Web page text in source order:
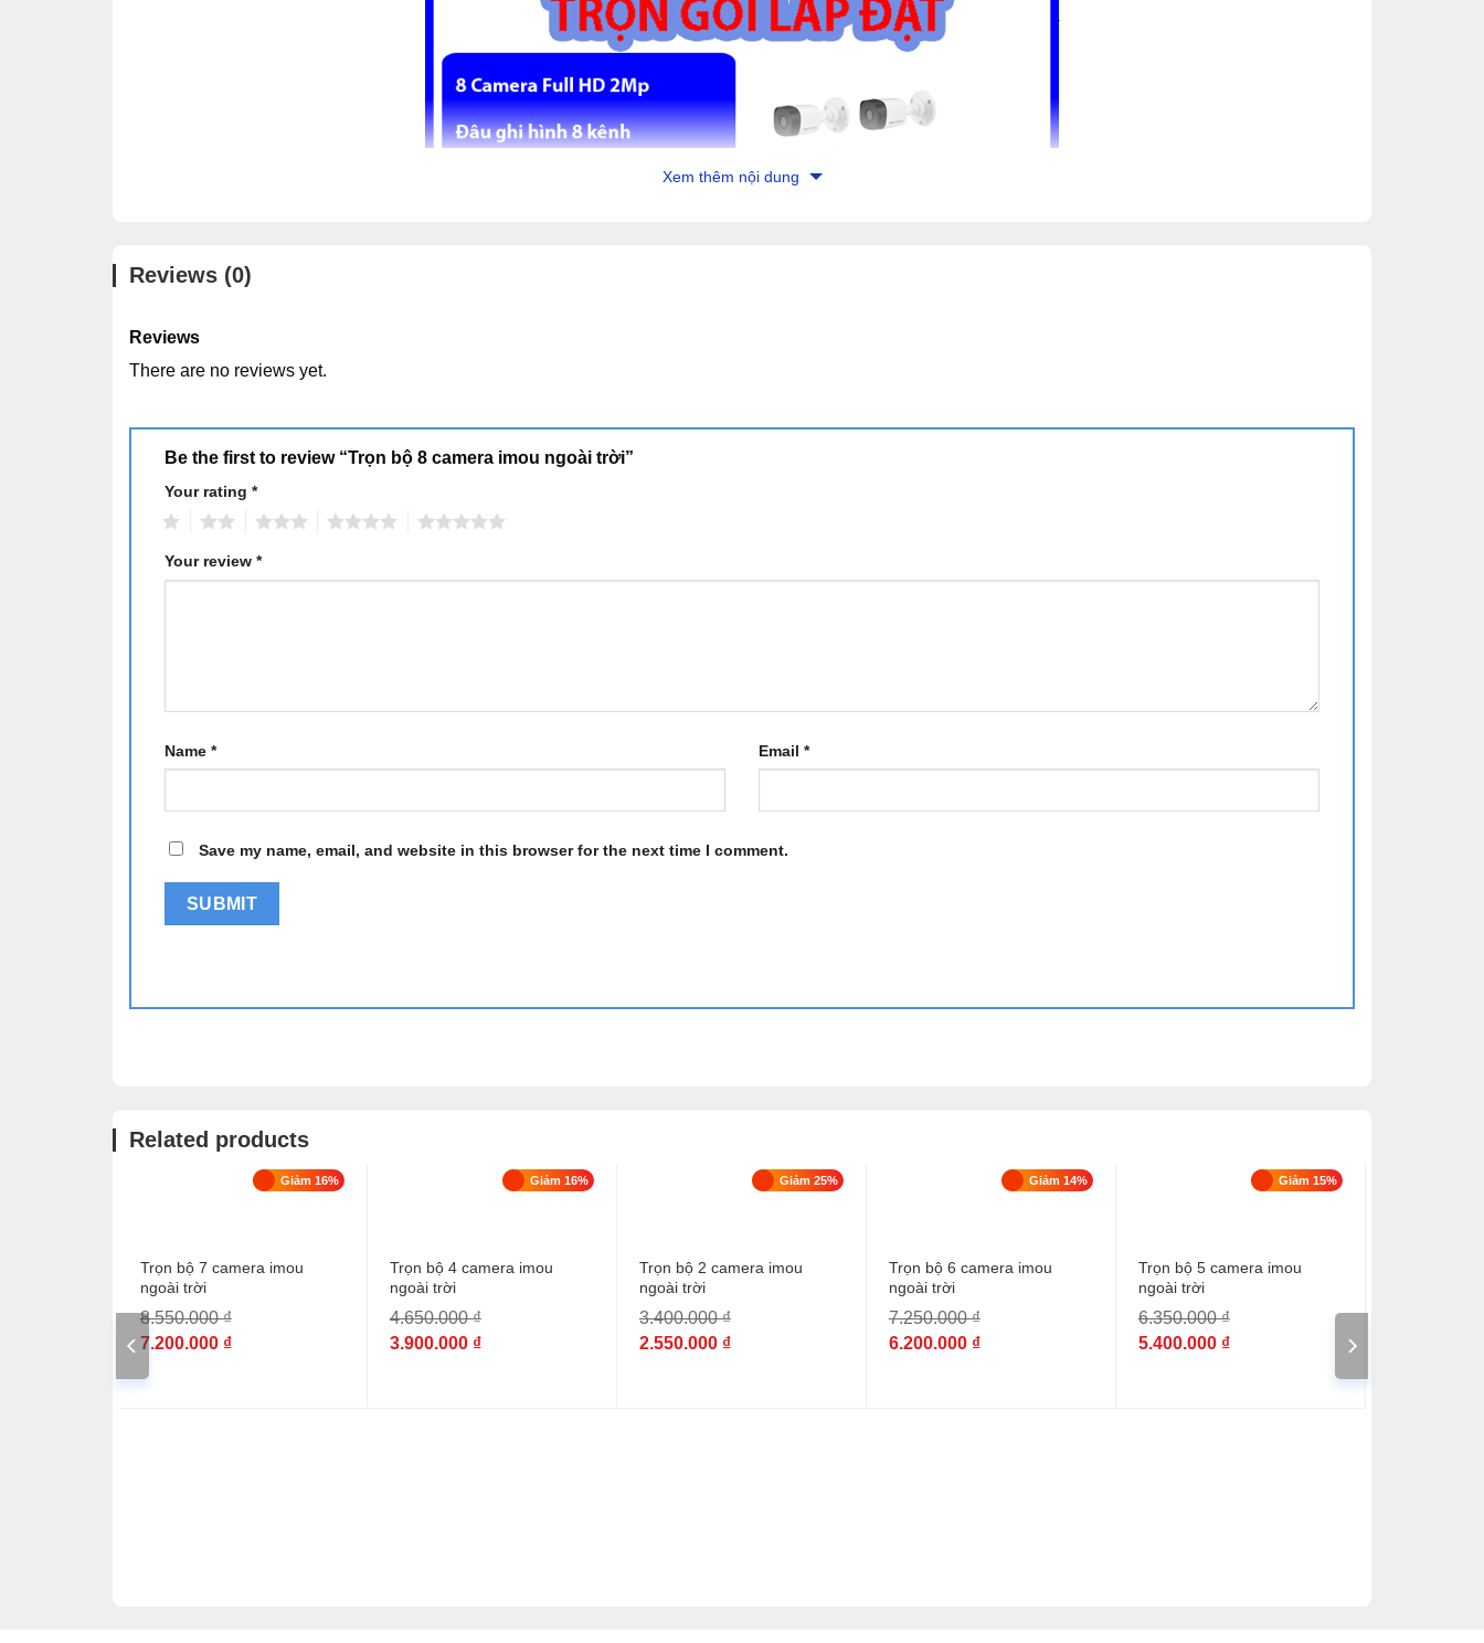
Xem thêm nội dung
Reviews (0)
Reviews
There are no reviews yet.
Be the first to review “Trọn bộ 8 camera imou ngoài trời”
Your rating *
Your review *
Name * Email *
Save my name, email, and website in this browser for the next time I comment.
Alternative:
Related products
Giảm 16%
Trọn bộ 7 camera imou
ngoài trời
8.550.000₫
7.200.000 ₫
Giảm 16%
Trọn bộ 4 camera imou
ngoài trời
4.650.000₫
3.900.000 ₫
Giảm 25%
Trọn bộ 2 camera imou
ngoài trời
3.400.000₫
2.550.000 ₫
Giảm 14%
Trọn bộ 6 camera imou
ngoài trời
7.250.000₫
6.200.000 ₫
Giảm 15%
Trọn bộ 5 camera imou
ngoài trời
6.350.000₫
5.400.000 ₫